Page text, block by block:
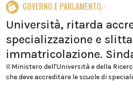
GOVERNO E PARLAMENTO
Università, ritarda
specializzazione e slitta
immatricolazione.
Il Ministero dell'Università e della
che deve accreditare le scuole di